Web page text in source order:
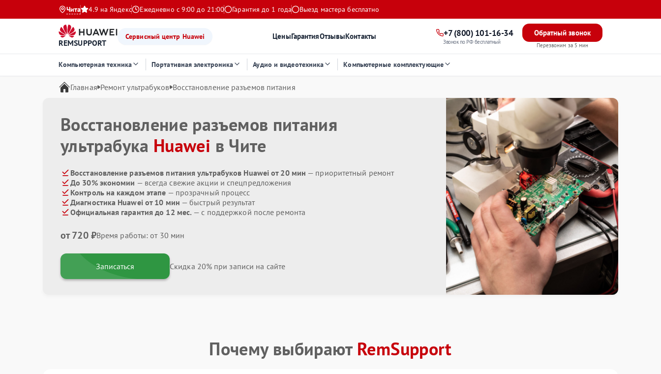
Чита 4.9 на Яндекс Ежедневно с 9:00 до 21:00 Гарантия до 1 года Выезд мастера бесплатно
REMSUPPORT
Сервисный центр Huawei ЦеныГарантияОтзывыКонтакты +7 (800) 101-16-34
Звонок по РФ бесплатный
Обратный звонок
Перезвоним за 5 мин
Компьютерная техника Портативная электроника Аудио и видеотехника Компьютерные комплектующие
Главная Ремонт ультрабуков Восстановление разъемов питания
Восстановление разъемов питания
ультрабука Huawei в Чите
Восстановление разъемов питания ультрабуков Huawei от 20 мин — приоритетный ремонт
До 30% экономии — всегда свежие акции и спецпредложения
Контроль на каждом этапе — прозрачный процесс
Диагностика Huawei от 10 мин — быстрый результат
Официальная гарантия до 12 мес. — с поддержкой после ремонта
от 720 ₽Время работы: от 30 мин
Записаться Скидка 20% при записи на сайте
Почему выбирают RemSupport